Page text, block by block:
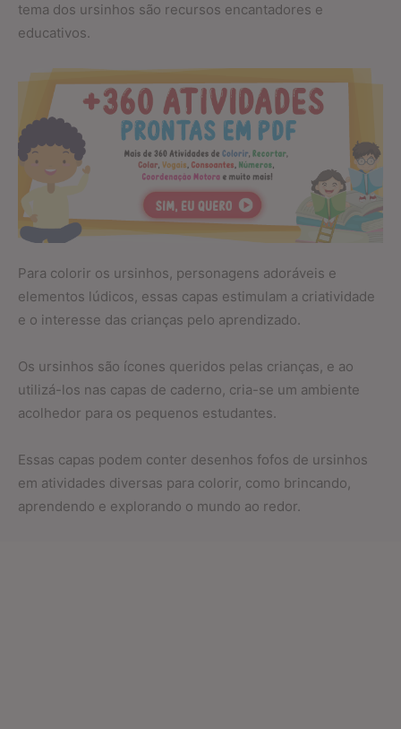
tema dos ursinhos são recursos encantadores e
educativos.
Para colorir os ursinhos, personagens adoráveis e
elementos lúdicos, essas capas estimulam a criatividade
e o interesse das crianças pelo aprendizado.
Os ursinhos são ícones queridos pelas crianças, e ao
utilizá-los nas capas de caderno, cria-se um ambiente
acolhedor para os pequenos estudantes.
Essas capas podem conter desenhos fofos de ursinhos
em atividades diversas para colorir, como brincando,
aprendendo e explorando o mundo ao redor.